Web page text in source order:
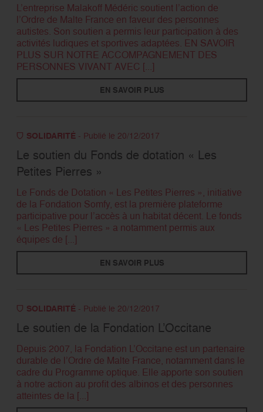
L’entreprise Malakoff Médéric soutient l’action de
l’Ordre de Malte France en faveur des personnes
autistes. Son soutien a permis leur participation à des
activités ludiques et sportives adaptées. EN SAVOIR
PLUS SUR NOTRE ACCOMPAGNEMENT DES
PERSONNES VIVANT AVEC [...]
EN SAVOIR PLUS
SOLIDARITÉ- Publié le 20/12/2017
Le soutien du Fonds de dotation « Les
Petites Pierres »
Le Fonds de Dotation « Les Petites Pierres », initiative
de la Fondation Somfy, est la première plateforme
participative pour l’accès à un habitat décent. Le fonds
« Les Petites Pierres » a notamment permis aux
équipes de [...]
EN SAVOIR PLUS
SOLIDARITÉ- Publié le 20/12/2017
Le soutien de la Fondation L’Occitane
Depuis 2007, la Fondation L’Occitane est un partenaire
durable de l’Ordre de Malte France, notamment dans le
cadre du Programme optique. Elle apporte son soutien
à notre action au profit des albinos et des personnes
atteintes de la [...]